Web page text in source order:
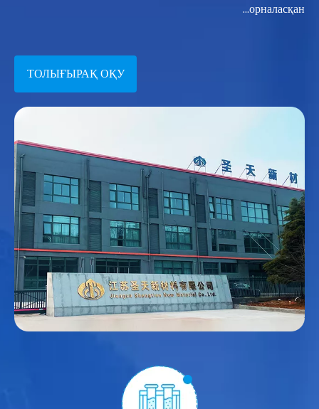
орналасқан...
ТОЛЫҒЫРАҚ ОҚУ